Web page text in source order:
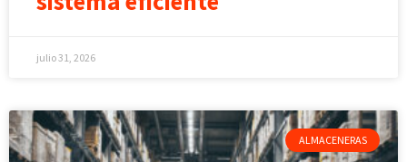
julio 31, 2026
ALMACENERAS